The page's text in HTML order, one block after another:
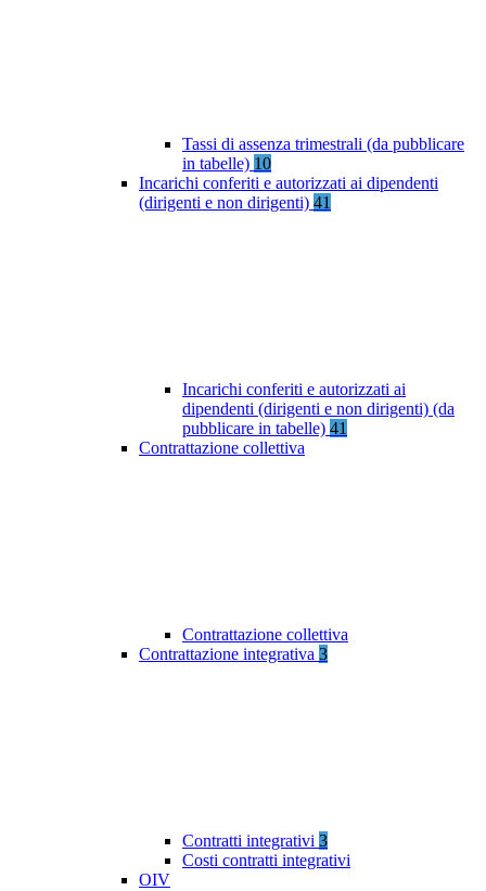
Tassi di assenza trimestrali (da pubblicare
in tabelle) 10
Incarichi conferiti e autorizzati ai dipendenti
(dirigenti e non dirigenti) 41
Incarichi conferiti e autorizzati ai
dipendenti (dirigenti e non dirigenti) (da
pubblicare in tabelle) 41
Contrattazione collettiva
Contrattazione collettiva
Contrattazione integrativa 3
Contratti integrativi 3
Costi contratti integrativi
OIV